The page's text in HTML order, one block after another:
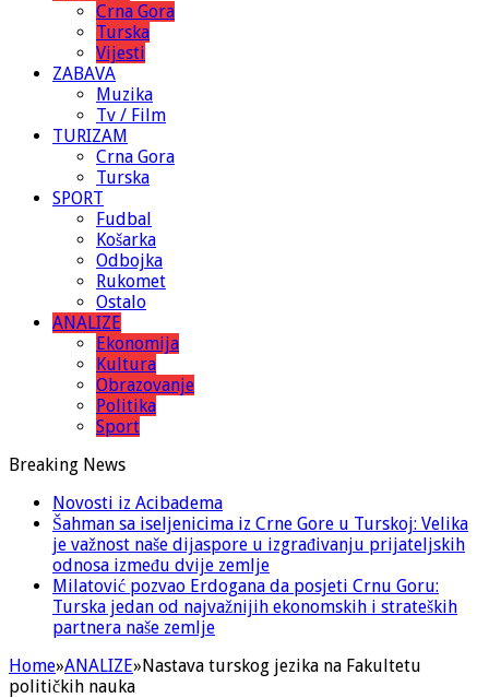
Crna Gora
Turska
Vijesti
ZABAVA
Muzika
Tv / Film
TURIZAM
Crna Gora
Turska
SPORT
Fudbal
Košarka
Odbojka
Rukomet
Ostalo
ANALIZE
Ekonomija
Kultura
Obrazovanje
Politika
Sport
Breaking News
Novosti iz Acibadema
Šahman sa iseljenicima iz Crne Gore u Turskoj: Velika
je važnost naše dijaspore u izgrađivanju prijateljskih
odnosa između dvije zemlje
Milatović pozvao Erdogana da posjeti Crnu Goru:
Turska jedan od najvažnijih ekonomskih i strateških
partnera naše zemlje
Home»ANALIZE»Nastava turskog jezika na Fakultetu
političkih nauka